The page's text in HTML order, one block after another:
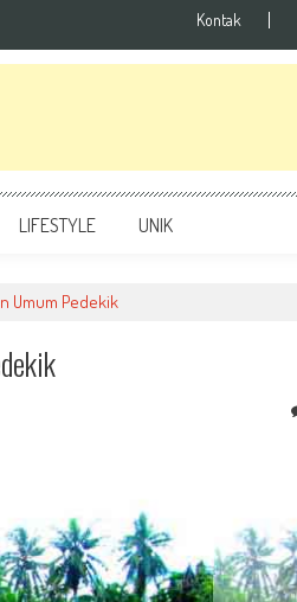
Kontak
LIFESTYLE UNIK
Umum Pedekik